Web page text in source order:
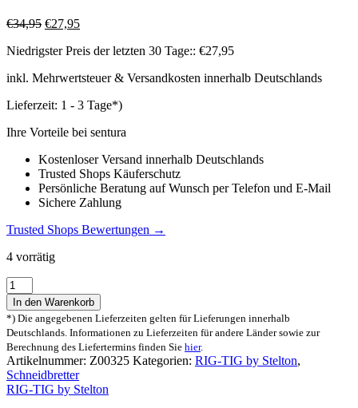
€34,95 Ursprünglicher
war:
€27,95Aktueller
ist:
Niedrigster Preis der letzten 30 Tage:: €27,95
inkl. Mehrwertsteuer & Versandkosten innerhalb Deutschlands
Lieferzeit: 1 - 3 Tage*)
Ihre Vorteile bei sentura
Kostenloser Versand innerhalb Deutschlands
Trusted Shops Käuferschutz
Persönliche Beratung auf Wunsch per Telefon und E-Mail
Sichere Zahlung
Trusted Shops Bewertungen →
4 vorrätig
RIG-
TIG
CUT-
IT
Tapas
Servierbrett
47cm
Menge
In den Warenkorb
*) Die angegebenen Lieferzeiten gelten für Lieferungen innerhalb
Deutschlands. Informationen zu Lieferzeiten für andere Länder sowie zur
Berechnung des Liefertermins finden Sie hier.
Artikelnummer: Z00325 Kategorien: RIG-TIG by Stelton,
Schneidbretter
RIG-TIG by Stelton